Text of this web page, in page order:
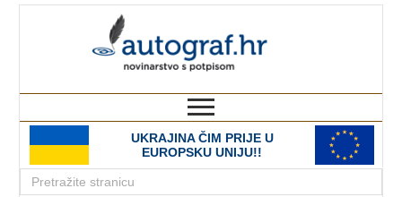
UKRAJINA ČIM PRIJE U
EUROPSKU UNIJU!!